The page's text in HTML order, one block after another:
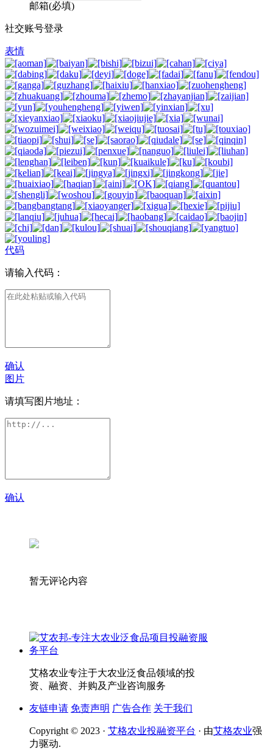
邮箱(必填)
社交账号登录
表情
代码
请输入代码：
确认
图片
请填写图片地址：
确认
暂无评论内容
艾格农业专注于大农业泛食品领域的投
资、融资、并购及产业咨询服务
友链申请 免责声明 广告合作 关于我们
Copyright © 2023 · 艾格农业投融资平台 · 由艾格农业强
力驱动.